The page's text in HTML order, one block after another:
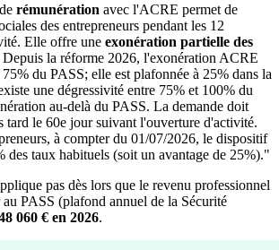
rémunération avec l'ACRE permet de
des entrepreneurs pendant les 12
Elle offre une exonération partielle des
Depuis la réforme 2026, l'exonération ACRE
du PASS; elle est plafonnée à 25% dans la
une dégressivité entre 75% et 100% du
au‑delà du PASS. La demande doit
tard le 60e jour suivant l'ouverture d'activité.
à compter du 01/07/2026, le dispositif
des taux habituels (soit un avantage de 25%)."
pas dès lors que le revenu professionnel
au PASS (plafond annuel de la Sécurité
060 € en 2026.